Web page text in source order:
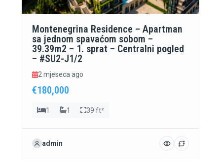
Montenegrina Residence – Apartman
sa jednom spavaćom sobom –
39.39m2 – 1. sprat – Centralni pogled
– #SU2-J1/2
2 mjeseca ago
€180,000
1 1 39 ft²
admin